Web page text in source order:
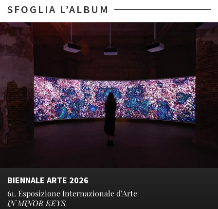
SFOGLIA L’ALBUM
BIENNALE ARTE 2026
61. Esposizione Internazionale d’Arte
IN MINOR KEYS